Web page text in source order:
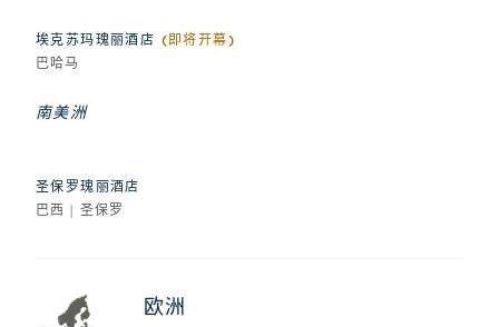
埃克苏玛瑰丽酒店 (即将开幕)
巴哈马
南美洲
圣保罗瑰丽酒店
巴西 | 圣保罗
欧洲